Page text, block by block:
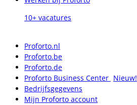
10+ vacatures
Proforto.nl
Proforto.be
Proforto.de
Proforto Business Center Nieuw!
Bedrijfsgegevens
Mijn Proforto account